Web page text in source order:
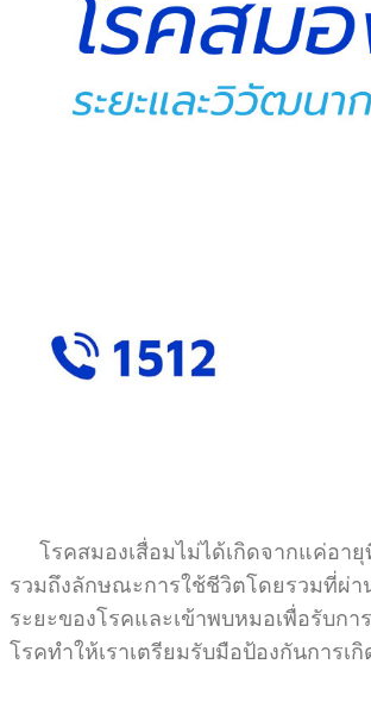
โรคสมองเสื่อมไม่ได้เกิดจากแค่อา
รวมถึงลักษณะการใช้ชีวิตโดยรวมที่ผ่า
ระยะของโรคและเข้าพบหมอเพื่อรับกา
โรคทำให้เราเตรียมรับมือป้องกันการเ